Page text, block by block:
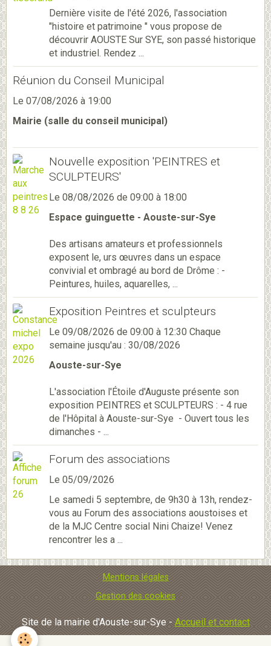
Dernière visite de l'été 2026, l'association
"histoire et patrimoine " vous propose de
découvrir AOUSTE Sur SYE, son passé historique
et industriel. Rendez ...
Réunion du Conseil Municipal
Le 07/08/2026 à 19:00
Mairie (salle du conseil municipal)
Nouvelle exposition 'PEINTRES et
SCULPTEURS'
Le 08/08/2026 de 09:00 à 18:00
Espace guinguette - Aouste-sur-Sye
Des artisans amateurs et professionnels
exposent le, urs œuvres dans un espace
convivial et ombragé au bord de Drôme : -
Peintures, huiles, aquarelles, ...
Exposition Peintres et sculpteurs
Le 09/08/2026 de 09:00 à 12:30 Chaque
semaine jusqu'au : 30/08/2026
Aouste-sur-Sye
L'association l'Étoile d'Auguste présente son
exposition PEINTRES et SCULPTEURS : - 4 rue
de l'Hôpital à Aouste-sur-Sye - Ouvert tous les
dimanches - ...
Forum des associations
Le 05/09/2026
Le samedi 5 septembre, de 9h30 à 13h, rendez-
vous au Forum des associations aoustoises et
de la MJC Centre social Nini Chaize! Venez
rencontrer les a ...
Mentions légales
Gestion des cookies
Site de la mairie d'Aouste-sur-Sye - Accueil et contact